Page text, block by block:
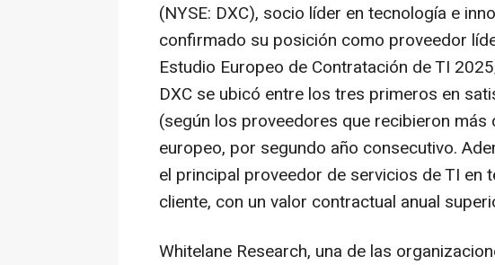
(NYSE: DXC), socio líder en tecnología e
confirmado su posición como proveedor
Estudio Europeo de Contratación de TI
DXC se ubicó entre los tres primeros en
(según los proveedores que recibieron más
europeo, por segundo año consecutivo.
el principal proveedor de servicios de TI en
cliente, con un valor contractual anual
Whitelane Research, una de las